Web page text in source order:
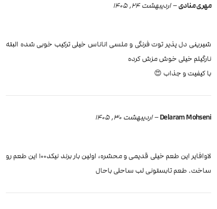
مهری منادی–اردیبهشت 24, 1405
شیرینی دل پذیر توت فرنگی و ملسی اناناس خیلی ترکیب خوبی شده البته
نارگیلم خیلی خوش مزش کرده
با کیفیت و جذاب 😍
Delaram Mohseni
–اردیبهشت 30, 1405
لاوافایر این طعم خیلی قدیمی و محشره، اولین بار برند نیکد100 این طعم رو
ساخت. طعم تابستونی لب ساحلی باحال